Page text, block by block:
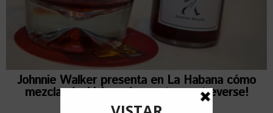
Johnnie Walker presenta en La Habana cómo
mezcla el whisky, ¡el secreto es atreverse!
29 agosto, 2018 por Ailén Rivero